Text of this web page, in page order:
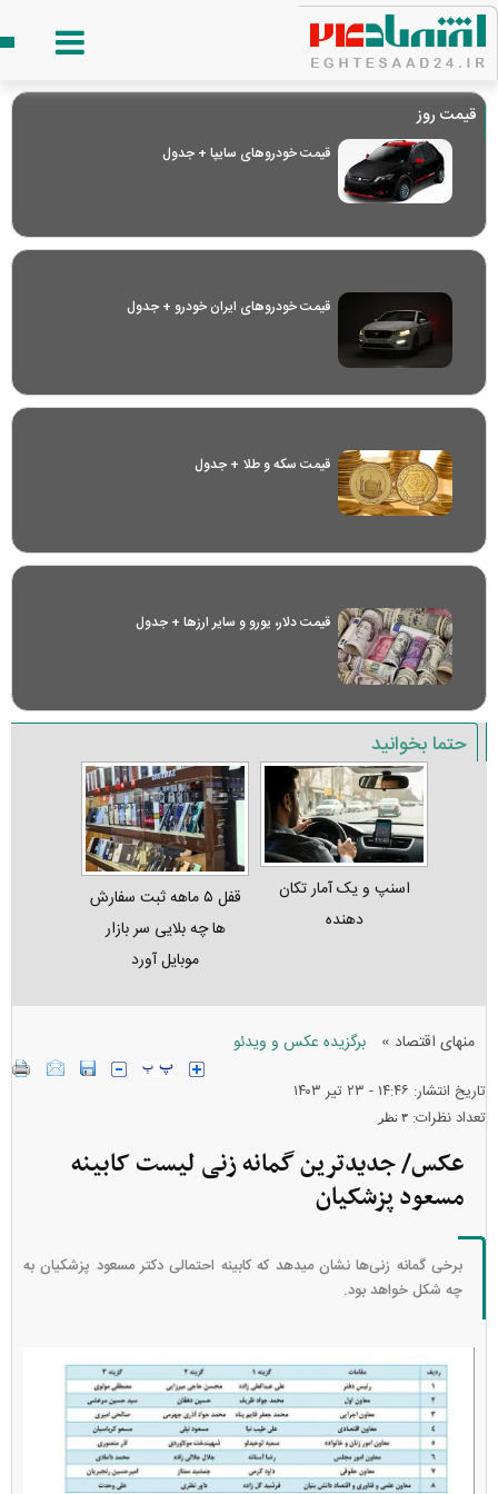
قیمت روز
قیمت خودرو‌های سایپا + جدول
قیمت خودرو‌های ایران خودرو + جدول
قیمت سکه و طلا + جدول
قیمت دلار، یورو و سایر ارز‌ها + جدول
حتما بخوانید
اسنپ و یک آمار تکان‌
دهنده
قفل ۵ ماهه ثبت‌ سفارش‌
ها چه بلایی سر بازار
موبایل آورد
منهای اقتصاد » برگزیده عکس و ویدئو
تاریخ انتشار: ۱۴:۴۶ - ۲۳ تير ۱۴۰۳
تعداد نظرات: ۳ نظر
عکس/ جدیدترین گمانه زنی لیست کابینه
مسعود پزشکیان
برخی گمانه زنی‌ها نشان میدهد که کابینه احتمالی دکتر مسعود پزشکیان به
چه شکل خواهد بود.